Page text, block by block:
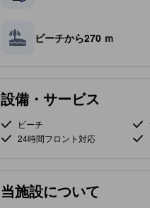
ビーチから270 ｍ
設備・サービス
ビーチ
24時間フロント対応
当施設について